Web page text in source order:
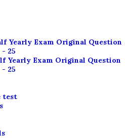
Yearly Exam Original Question
25
Yearly Exam Original Question
25
test